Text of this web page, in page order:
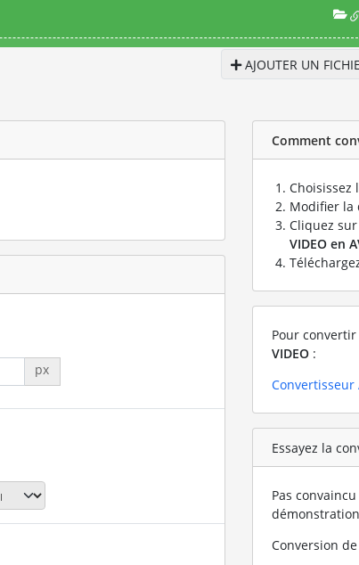
AJOUTER UN
px
Comment
Choisissez
Modifier la
Cliquez
VIDEO en
Pour
VIDEO :
Convertisseur
Essayez la
Pas
Conversion